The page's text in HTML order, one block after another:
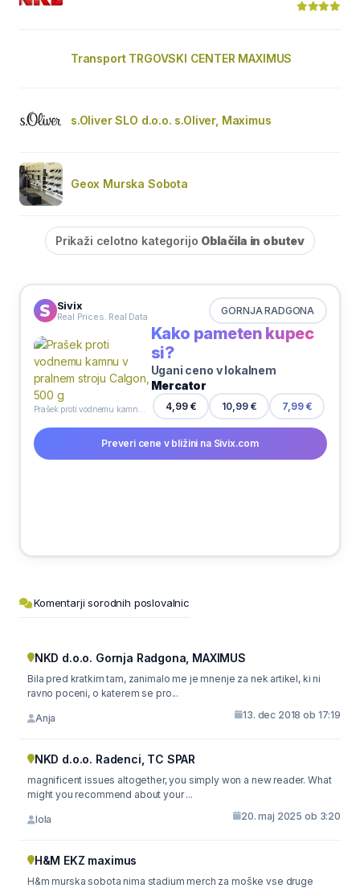
Transport TRGOVSKI CENTER MAXIMUS
s.Oliver SLO d.o.o. s.Oliver, Maximus
Geox Murska Sobota
Prikaži celotno kategorijo Oblačila in obutev
Sivix
Real Prices. Real Data GORNJA RADGONA
Kako pameten kupec
si?
Ugani ceno v lokalnem
Mercator
4,99 € 10,99 € 7,99 €
Preveri cene v bližini na Sivix.com
Komentarji sorodnih poslovalnic
NKD d.o.o. Gornja Radgona, MAXIMUS
Bila pred kratkim tam, zanimalo me je mnenje za nek artikel, ki ni
ravno poceni, o katerem se pro...
Anja 13. dec 2018 ob 17:19
NKD d.o.o. Radenci, TC SPAR
magnificent issues altogether, you simply won a new reader. What
might you recommend about your ...
Iola 20. maj 2025 ob 3:20
H&M EKZ maximus
H&m murska sobota nima stadium merch za moške vse druge